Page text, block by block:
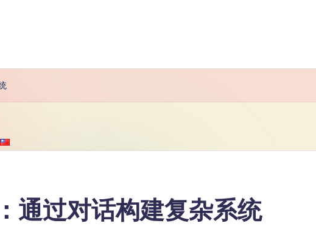
通过对话构建复杂系统